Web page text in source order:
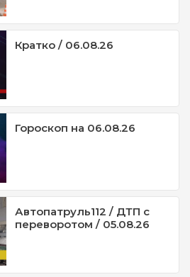
Кратко / 06.08.26
Гороскоп на 06.08.26
Автопатруль112 / ДТП с
переворотом / 05.08.26